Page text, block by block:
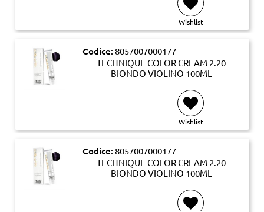
Wishlist
Codice: 8057007000177
TECHNIQUE COLOR CREAM 2.20
BIONDO VIOLINO 100ML
Wishlist
Codice: 8057007000177
TECHNIQUE COLOR CREAM 2.20
BIONDO VIOLINO 100ML